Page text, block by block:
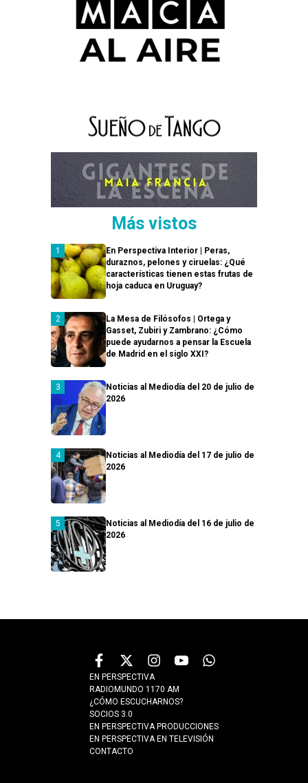
Más vistos
En Perspectiva Interior | Peras,
duraznos, pelones y ciruelas: ¿Qué
características tienen estas frutas de
hoja caduca en Uruguay?
La Mesa de Filósofos | Ortega y
Gasset, Zubiri y Zambrano: ¿Cómo
puede ayudarnos a pensar la Escuela
de Madrid en el siglo XXI?
Noticias al Mediodía del 20 de julio de
2026
Noticias al Mediodía del 17 de julio de
2026
Noticias al Mediodía del 16 de julio de
2026
EN PERSPECTIVA
RADIOMUNDO 1170 AM
¿CÓMO ESCUCHARNOS?
SOCIOS 3.0
EN PERSPECTIVA PRODUCCIONES
EN PERSPECTIVA EN TELEVISIÓN
CONTACTO